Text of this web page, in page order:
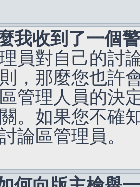
我收到了一個
員對自己的討
，那麼您也許
管理人員的決
。如果您不確
論區管理員。